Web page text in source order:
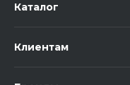
Каталог
Клиентам